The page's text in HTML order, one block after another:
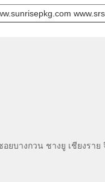
ยบางกวน ชางยู เชียงราย